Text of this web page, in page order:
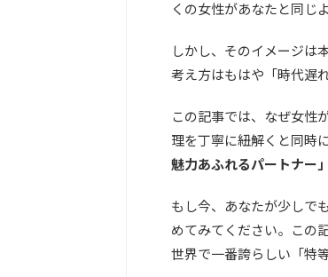
くの女性があなたと同じ
しかし、そのイメージは
考え方はもはや「時代遅
この記事では、なぜ女性
理を丁寧に紐解くと同時に
魅力あふれるパートナー
もし今、あなたが少しで
めてみてください。この
世界で一番誇らしい「特